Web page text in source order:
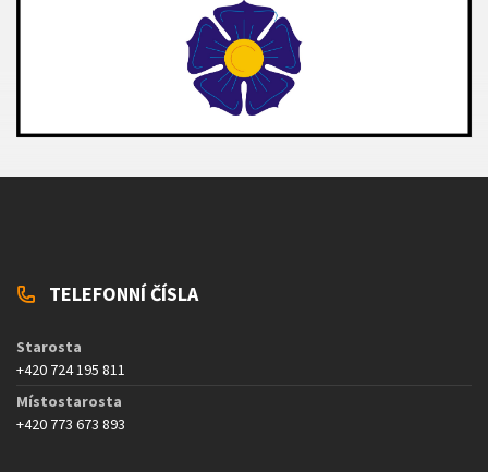
TELEFONNÍ ČÍSLA
Starosta
+420 724 195 811
Místostarosta
+420 773 673 893